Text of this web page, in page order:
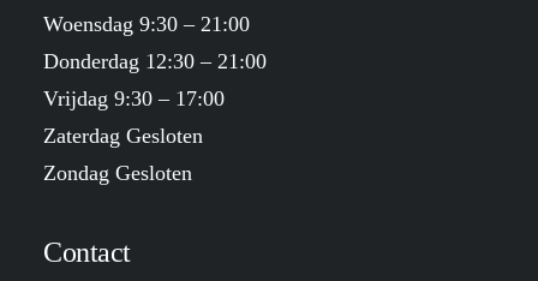
Woensdag 9:30 – 21:00
Donderdag 12:30 – 21:00
Vrijdag 9:30 – 17:00
Zaterdag Gesloten
Zondag Gesloten
Contact